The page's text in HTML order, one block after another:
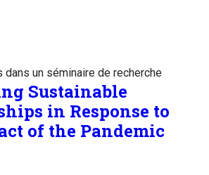
dans un séminaire de recherche
Sustainable
in Response to
of the Pandemic